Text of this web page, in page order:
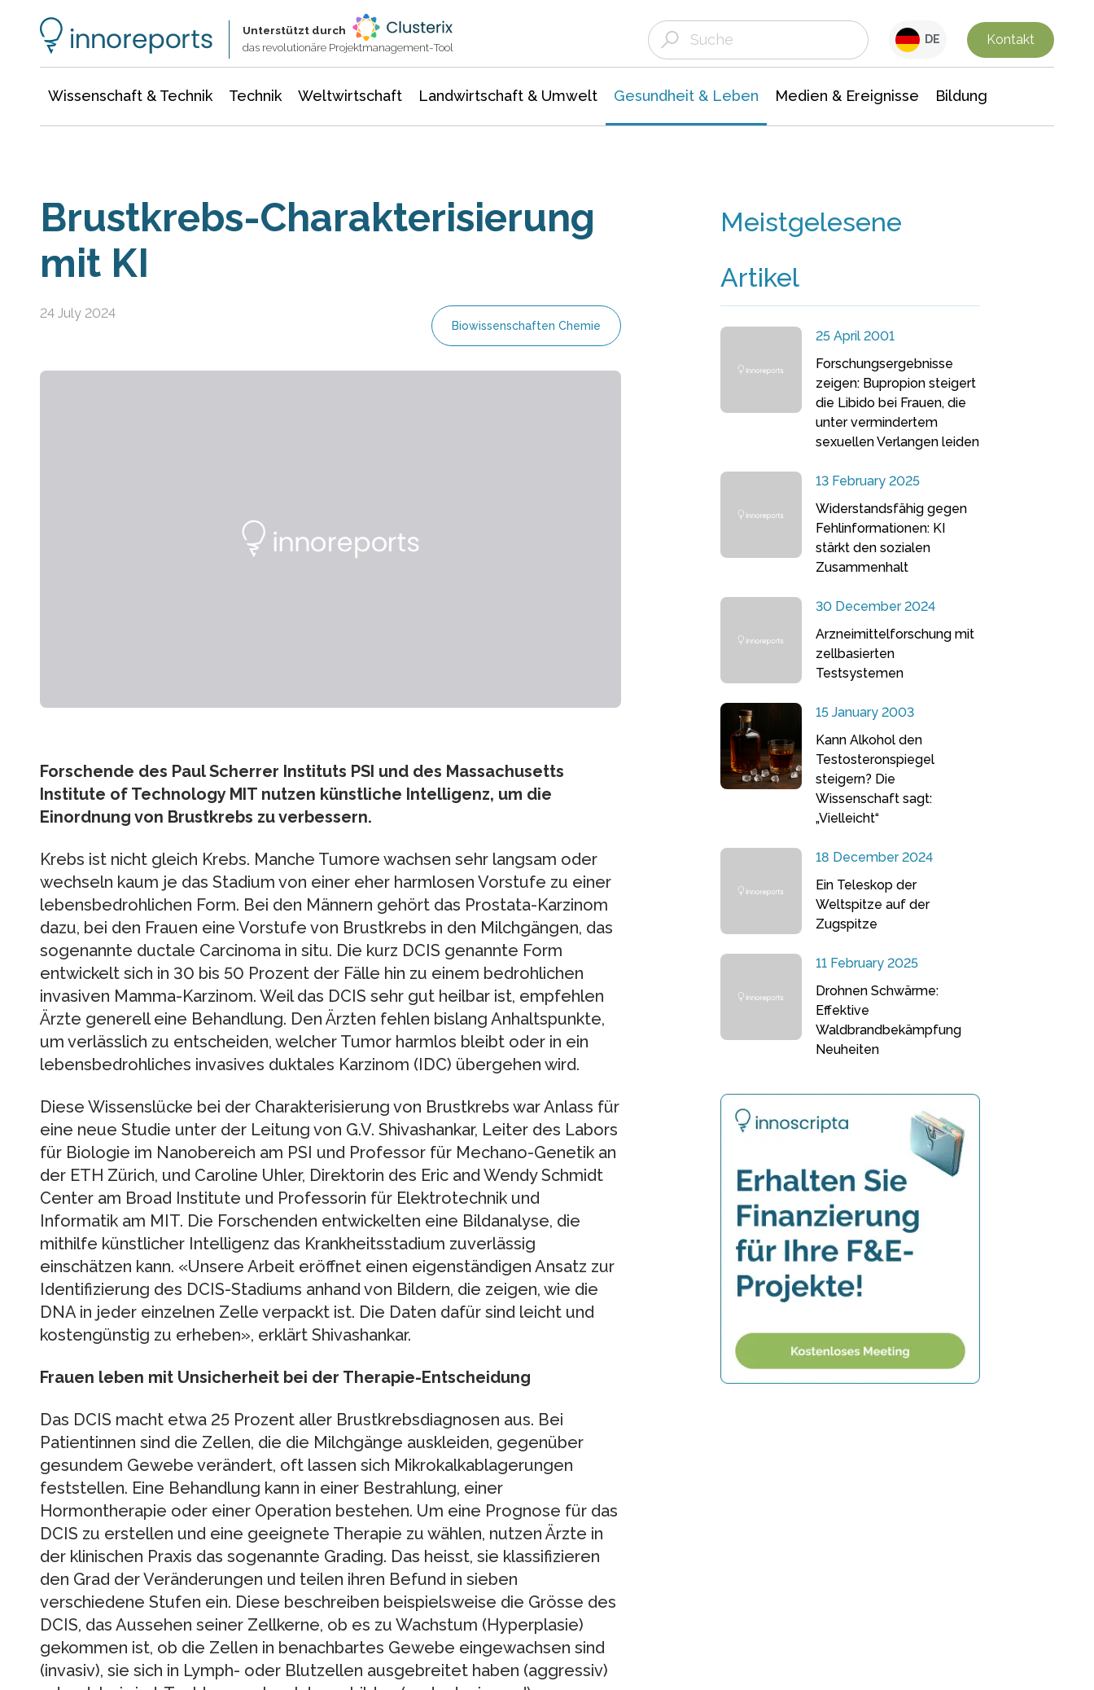
Unterstützt durch
das revolutionäre Projektmanagement-Tool
DE Kontakt
Wissenschaft & Technik Technik Weltwirtschaft Landwirtschaft & Umwelt Gesundheit & Leben Medien & Ereignisse Bildung
Brustkrebs-Charakterisierung
mit KI
24 July 2024
Biowissenschaften Chemie
Forschende des Paul Scherrer Instituts PSI und des Massachusetts
Institute of Technology MIT nutzen künstliche Intelligenz, um die
Einordnung von Brustkrebs zu verbessern.
Krebs ist nicht gleich Krebs. Manche Tumore wachsen sehr langsam oder
wechseln kaum je das Stadium von einer eher harmlosen Vorstufe zu einer
lebensbedrohlichen Form. Bei den Männern gehört das Prostata-Karzinom
dazu, bei den Frauen eine Vorstufe von Brustkrebs in den Milchgängen, das
sogenannte ductale Carcinoma in situ. Die kurz DCIS genannte Form
entwickelt sich in 30 bis 50 Prozent der Fälle hin zu einem bedrohlichen
invasiven Mamma-Karzinom. Weil das DCIS sehr gut heilbar ist, empfehlen
Ärzte generell eine Behandlung. Den Ärzten fehlen bislang Anhaltspunkte,
um verlässlich zu entscheiden, welcher Tumor harmlos bleibt oder in ein
lebensbedrohliches invasives duktales Karzinom (IDC) übergehen wird.
Diese Wissenslücke bei der Charakterisierung von Brustkrebs war Anlass für
eine neue Studie unter der Leitung von G.V. Shivashankar, Leiter des Labors
für Biologie im Nanobereich am PSI und Professor für Mechano-Genetik an
der ETH Zürich, und Caroline Uhler, Direktorin des Eric and Wendy Schmidt
Center am Broad Institute und Professorin für Elektrotechnik und
Informatik am MIT. Die Forschenden entwickelten eine Bildanalyse, die
mithilfe künstlicher Intelligenz das Krankheitsstadium zuverlässig
einschätzen kann. «Unsere Arbeit eröffnet einen eigenständigen Ansatz zur
Identifizierung des DCIS-Stadiums anhand von Bildern, die zeigen, wie die
DNA in jeder einzelnen Zelle verpackt ist. Die Daten dafür sind leicht und
kostengünstig zu erheben», erklärt Shivashankar.
Frauen leben mit Unsicherheit bei der Therapie-Entscheidung
Das DCIS macht etwa 25 Prozent aller Brustkrebsdiagnosen aus. Bei
Patientinnen sind die Zellen, die die Milchgänge auskleiden, gegenüber
gesundem Gewebe verändert, oft lassen sich Mikrokalkablagerungen
feststellen. Eine Behandlung kann in einer Bestrahlung, einer
Hormontherapie oder einer Operation bestehen. Um eine Prognose für das
DCIS zu erstellen und eine geeignete Therapie zu wählen, nutzen Ärzte in
der klinischen Praxis das sogenannte Grading. Das heisst, sie klassifizieren
den Grad der Veränderungen und teilen ihren Befund in sieben
verschiedene Stufen ein. Diese beschreiben beispielsweise die Grösse des
DCIS, das Aussehen seiner Zellkerne, ob es zu Wachstum (Hyperplasie)
gekommen ist, ob die Zellen in benachbartes Gewebe eingewachsen sind
(invasiv), sie sich in Lymph- oder Blutzellen ausgebreitet haben (aggressiv)
Meistgelesene
Artikel
25 April 2001
Forschungsergebnisse
zeigen: Bupropion steigert
die Libido bei Frauen, die
unter vermindertem
sexuellen Verlangen leiden
13 February 2025
Widerstandsfähig gegen
Fehlinformationen: KI
stärkt den sozialen
Zusammenhalt
30 December 2024
Arzneimittelforschung mit
zellbasierten
Testsystemen
15 January 2003
Kann Alkohol den
Testosteronspiegel
steigern? Die
Wissenschaft sagt:
„Vielleicht“
18 December 2024
Ein Teleskop der
Weltspitze auf der
Zugspitze
11 February 2025
Drohnen Schwärme:
Effektive
Waldbrandbekämpfung
Neuheiten